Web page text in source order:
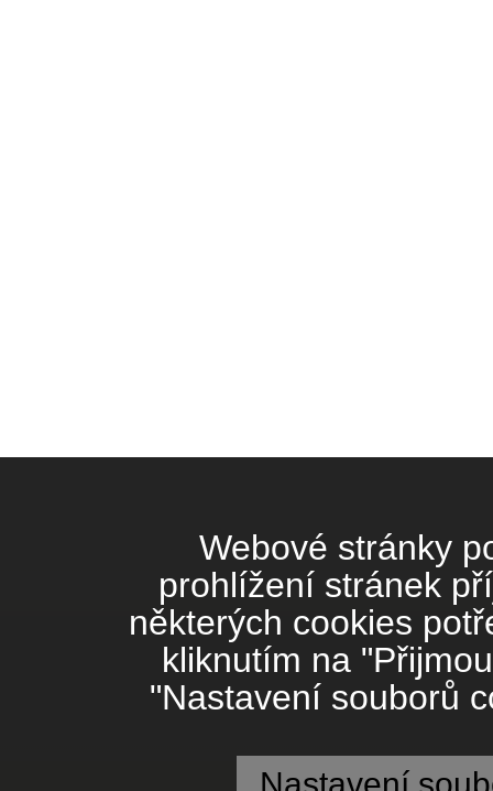
Webové stránky
prohlížení stránek
některých cookies
kliknutím na
"Nastavení souborů